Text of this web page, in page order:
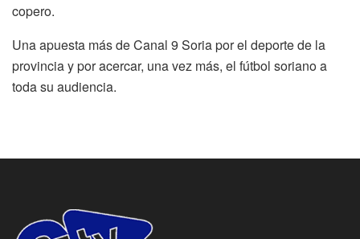
copero.
Una apuesta más de Canal 9 Soria por el deporte de la
provincia y por acercar, una vez más, el fútbol soriano a
toda su audiencia.